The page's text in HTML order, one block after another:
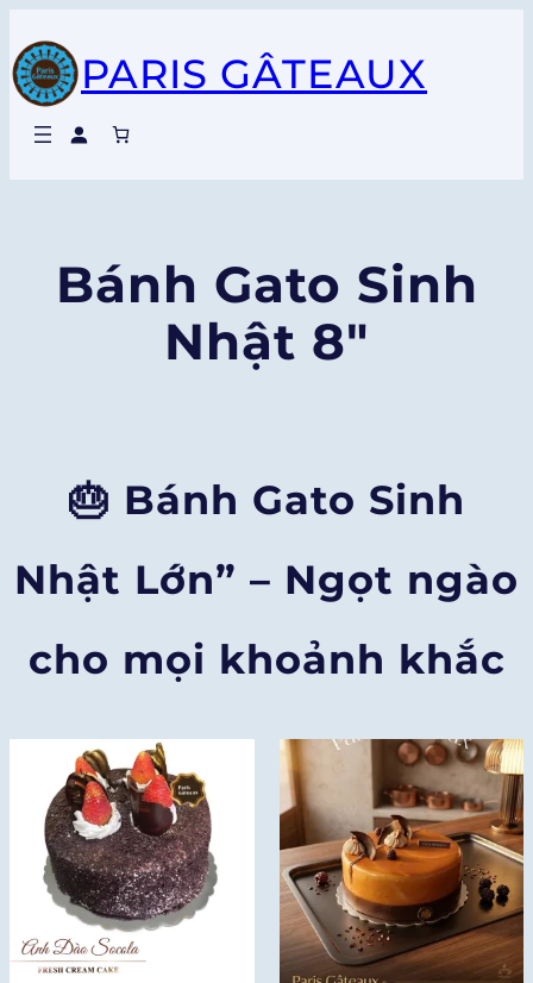
đến
phần
nội
PARIS GÂTEAUX
Bánh Gato Sinh
Nhật 8″
🎂 Bánh Gato Sinh
Nhật Lớn” – Ngọt ngào
cho mọi khoảnh khắc